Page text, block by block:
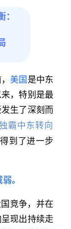
美国 是中东
，特别是最
生了深刻而
霸中东转向
到了进一步
。
竞争，并在
现出持续走